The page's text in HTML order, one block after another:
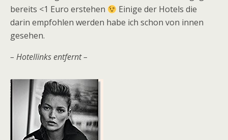
bereits <1 Euro erstehen
Einige der Hotels die
darin empfohlen werden habe ich schon von innen
gesehen.
– Hotellinks entfernt –